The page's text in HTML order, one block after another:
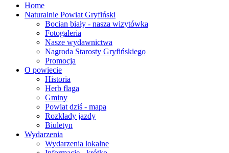
Home
Naturalnie Powiat Gryfiński
Bocian biały - nasza wizytówka
Fotogaleria
Nasze wydawnictwa
Nagroda Starosty Gryfińskiego
Promocja
O powiecie
Historia
Herb flaga
Gminy
Powiat dziś - mapa
Rozkłady jazdy
Biuletyn
Wydarzenia
Wydarzenia lokalne